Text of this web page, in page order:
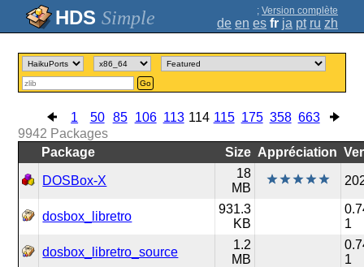
Simple ; Version complète
de en es fr ja pt ru zh
Go
1 50 85 106 113 114 115 175 358 663
9942 Packages
Package
Size Appréciation
DOSBox-X
18
MB
dosbox_libretro
931.3
KB
1
dosbox_libretro_source
1.2
MB
1